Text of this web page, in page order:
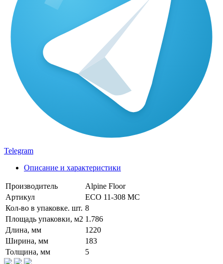
Telegram
Описание и характеристики
Производитель
Alpine Floor
Артикул
ECO 11-308 MC
Кол-во в упаковке. шт. 8
Площадь упаковки, м2 1.786
Длина, мм
1220
Ширина, мм
183
Толщина, мм
5